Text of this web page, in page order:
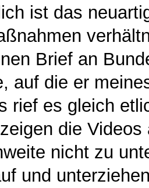
ist das
Brief an
auf die er
rief es gleich
die
nicht zu
und